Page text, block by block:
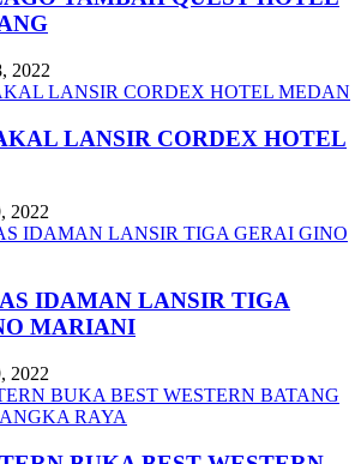
2022
LANSIR CORDEX HOTEL
2022
IDAMAN LANSIR TIGA
MARIANI
2022